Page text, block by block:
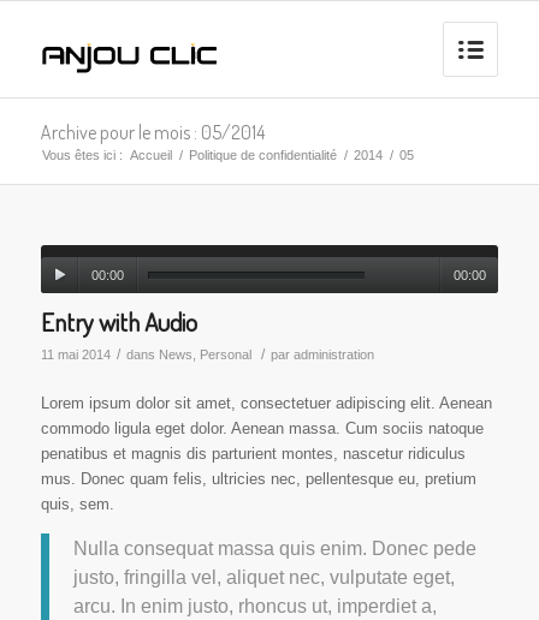
Archive pour le mois : 05/2014
Vous êtes ici : Accueil / Politique de confidentialité / 2014 / 05
00:00 00:00
Entry with Audio
11 mai 2014 / dans News Personal / par administration
Lorem ipsum dolor sit amet, consectetuer adipiscing elit. Aenean
commodo ligula eget dolor. Aenean massa. Cum sociis natoque
penatibus et magnis dis parturient montes, nascetur ridiculus
mus. Donec quam felis, ultricies nec, pellentesque eu, pretium
quis, sem.
Nulla consequat massa quis enim. Donec pede
justo, fringilla vel, aliquet nec, vulputate eget,
arcu. In enim justo, rhoncus ut, imperdiet a,